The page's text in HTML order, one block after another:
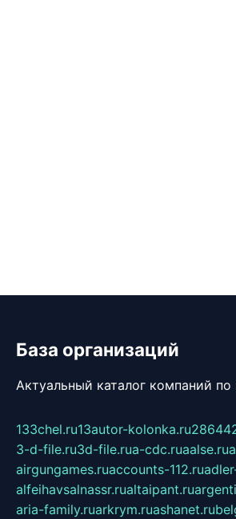
База организаций
Актуальный каталог компаний по
133chel.ru13autor-kolonka.ru
3-d-file.ru3d-file.rua-cdc.ruaalse.ru
airgungames.ruaccounts-112.ru
alfeihavsalnassr.rualtaipant.ru
aria-family.ruarkrym.ruashanet.ru